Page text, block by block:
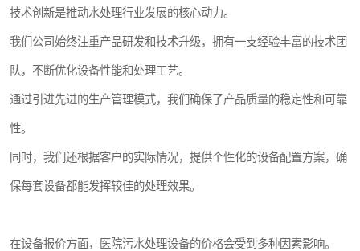
技术创新是推动水处理行业发展的核心动力。
我们公司始终注重产品研发和技术升级，拥有一支经验丰富的技术团
队，不断优化设备性能和处理工艺。
通过引进先进的生产管理模式，我们确保了产品质量的稳定性和可靠
性。
同时，我们还根据客户的实际情况，提供个性化的设备配置方案，确
保每套设备都能发挥较佳的处理效果。
在设备报价方面，医院污水处理设备的价格会受到多种因素影响。